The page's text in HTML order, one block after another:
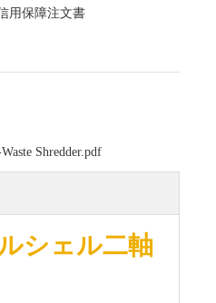
用保障注文書
Shredder.pdf
シェル二軸